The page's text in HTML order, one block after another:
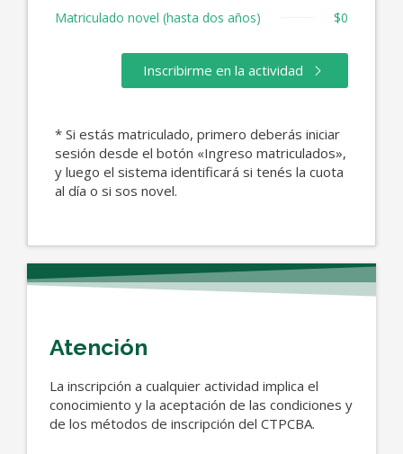
Matriculado novel (hasta dos años)
$0
Inscribirme en la actividad
* Si estás matriculado, primero deberás iniciar
sesión desde el botón «Ingreso matriculados»,
y luego el sistema identificará si tenés la cuota
al día o si sos novel.
Atención
La inscripción a cualquier actividad implica el
conocimiento y la aceptación de las condiciones y
de los métodos de inscripción del CTPCBA.